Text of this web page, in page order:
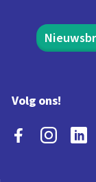
Volg ons!